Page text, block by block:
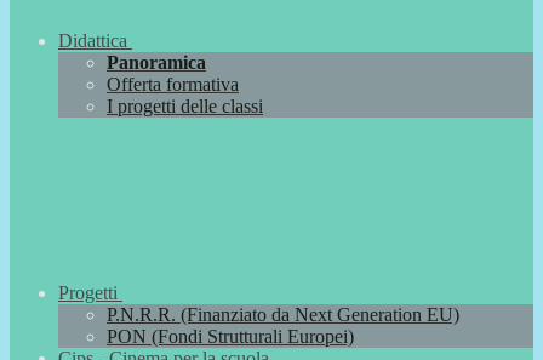
Didattica
Panoramica
Offerta formativa
I progetti delle classi
Progetti
P.N.R.R. (Finanziato da Next Generation EU)
PON (Fondi Strutturali Europei)